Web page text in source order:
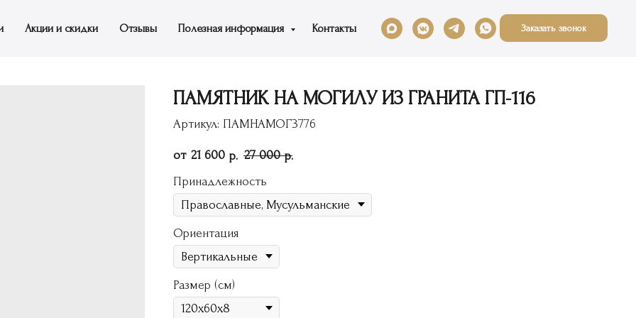
Акции и скидки Отзывы Полезная информация Контакты Заказать звонок
ПАМЯТНИК НА МОГИЛУ ИЗ ГРАНИТА ГП-116
Артикул: ПАМНАМОГ3776
21 600 р. 27 000 р.
Принадлежность
Ориентация
Размер (см)